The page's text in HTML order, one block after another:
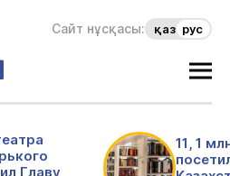
Сайт нұсқасы: қаз рус
Главу
11, 1